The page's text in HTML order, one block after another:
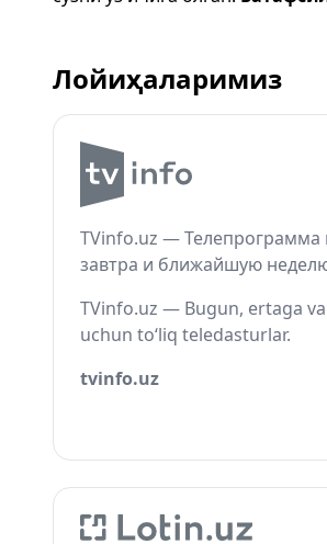
Лойиҳаларимиз
TVinfo.uz — Телепрограмма
завтра и ближайшую
TVinfo.uz — Bugun, ertaga
uchun to‘liq teledasturlar.
tvinfo.uz